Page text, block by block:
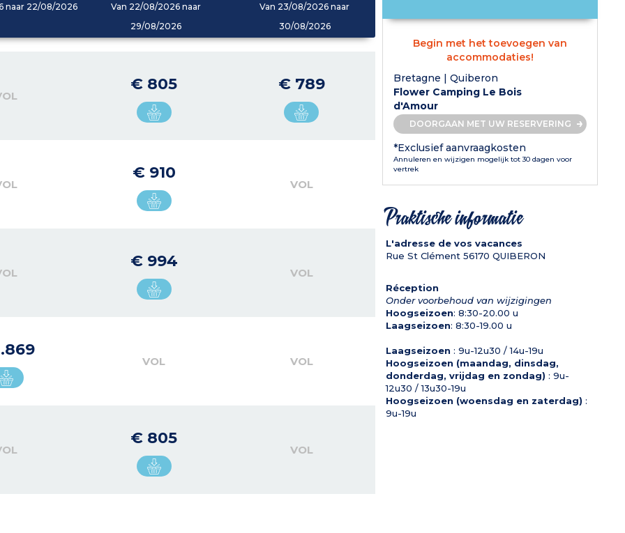
naar 22/08/2026
Van 22/08/2026 naar
29/08/2026
Van 23/08/2026 naar
30/08/2026
€ 805 € 789
€ 910
VOL
€ 994
VOL
VOL VOL
€ 805
VOL
Begin met het toevoegen van
accommodaties!
Bretagne | Quiberon
Flower Camping Le Bois
d'Amour
DOORGAAN MET UW RESERVERING
*Exclusief aanvraagkosten
Annuleren en wijzigen mogelijk tot 30 dagen voor
vertrek
Praktische informatie
L'adresse de vos vacances
Rue St Clément 56170 QUIBERON
Réception
Onder voorbehoud van wijzigingen
Hoogseizoen: 8:30-20.00 u
Laagseizoen: 8:30-19.00 u
Laagseizoen : 9u-12u30 / 14u-19u
Hoogseizoen (maandag, dinsdag,
donderdag, vrijdag en zondag) : 9u-
12u30 / 13u30-19u
Hoogseizoen (woensdag en zaterdag) :
9u-19u